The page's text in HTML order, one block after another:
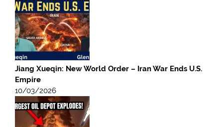
Jiang Xueqin: New World Order – Iran War Ends U.S.
Empire
10/03/2026